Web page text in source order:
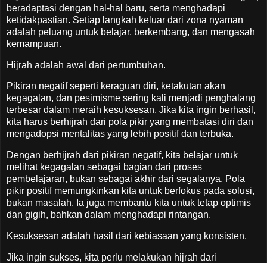
beradaptasi dengan hal-hal baru, serta menghadapi
ketidakpastian. Setiap langkah keluar dari zona nyaman
adalah peluang untuk belajar, berkembang, dan mengasah
kemampuan.
Hijrah adalah awal dari pertumbuhan.
Pikiran negatif seperti keraguan diri, ketakutan akan
kegagalan, dan pesimisme sering kali menjadi penghalang
terbesar dalam meraih kesuksesan. Jika kita ingin berhasil,
kita harus berhijrah dari pola pikir yang membatasi diri dan
mengadopsi mentalitas yang lebih positif dan terbuka.
Dengan berhijrah dari pikiran negatif, kita belajar untuk
melihat kegagalan sebagai bagian dari proses
pembelajaran, bukan sebagai akhir dari segalanya. Pola
pikir positif memungkinkan kita untuk berfokus pada solusi,
bukan masalah. Ia juga membantu kita untuk tetap optimis
dan gigih, bahkan dalam menghadapi rintangan.
Kesuksesan adalah hasil dari kebiasaan yang konsisten.
Jika ingin sukses, kita perlu melakukan hijrah dari